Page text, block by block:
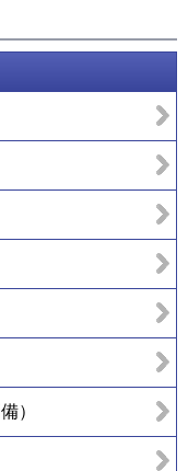
）